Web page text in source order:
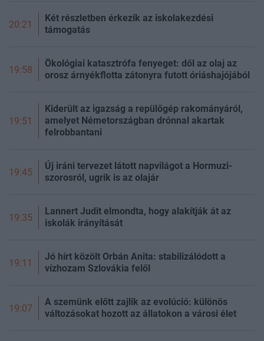
20:21
Két részletben érkezik az iskolakezdési
támogatás
19:58
Ökológiai katasztrófa fenyeget: dől az olaj az
orosz árnyékflotta zátonyra futott óriáshajójából
19:51
Kiderült az igazság a repülőgép rakományáról,
amelyet Németországban drónnal akartak
felrobbantani
19:45
Új iráni tervezet látott napvilágot a Hormuzi-
szorosról, ugrik is az olajár
19:35
Lannert Judit elmondta, hogy alakítják át az
iskolák irányítását
19:11
Jó hírt közölt Orbán Anita: stabilizálódott a
vízhozam Szlovákia felől
19:07
A szemünk előtt zajlik az evolúció: különös
változásokat hozott az állatokon a városi élet